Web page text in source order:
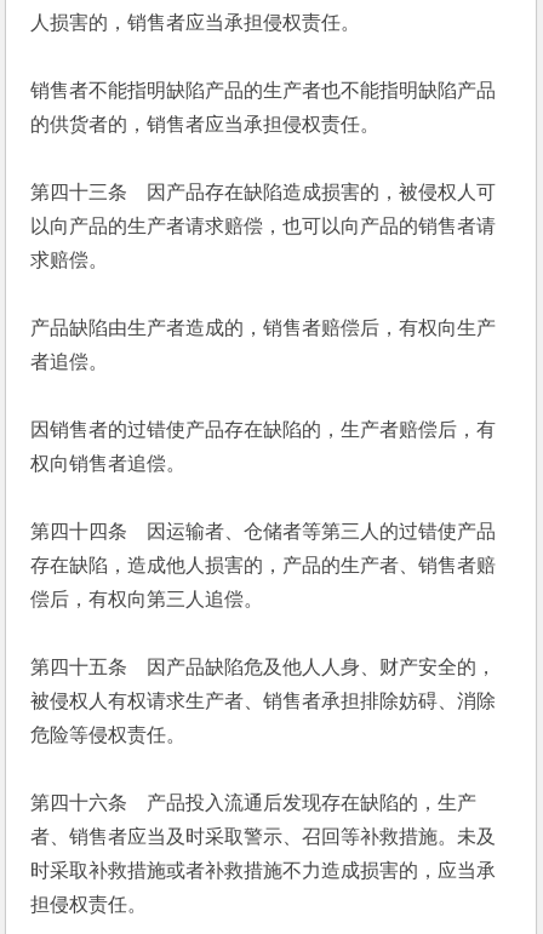
人损害的，销售者应当承担侵权责任。
销售者不能指明缺陷产品的生产者也不能指明缺陷产品
的供货者的，销售者应当承担侵权责任。
第四十三条　因产品存在缺陷造成损害的，被侵权人可
以向产品的生产者请求赔偿，也可以向产品的销售者请
求赔偿。
产品缺陷由生产者造成的，销售者赔偿后，有权向生产
者追偿。
因销售者的过错使产品存在缺陷的，生产者赔偿后，有
权向销售者追偿。
第四十四条　因运输者、仓储者等第三人的过错使产品
存在缺陷，造成他人损害的，产品的生产者、销售者赔
偿后，有权向第三人追偿。
第四十五条　因产品缺陷危及他人人身、财产安全的，
被侵权人有权请求生产者、销售者承担排除妨碍、消除
危险等侵权责任。
第四十六条　产品投入流通后发现存在缺陷的，生产
者、销售者应当及时采取警示、召回等补救措施。未及
时采取补救措施或者补救措施不力造成损害的，应当承
担侵权责任。